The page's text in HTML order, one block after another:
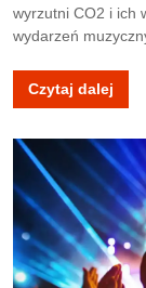
wyrzutni CO2 i ich
wydarzeń
Czytaj dalej